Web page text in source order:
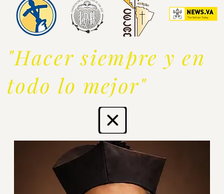
"Hacer siempre y en
todo lo mejor"